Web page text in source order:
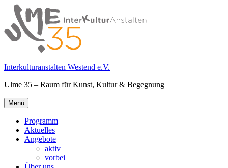
Springe
zum
Inhalt
Interkulturanstalten Westend e.V.
Ulme 35 – Raum für Kunst, Kultur & Begegnung
Primäres
Menü
Menü
Programm
Aktuelles
Angebote
aktiv
vorbei